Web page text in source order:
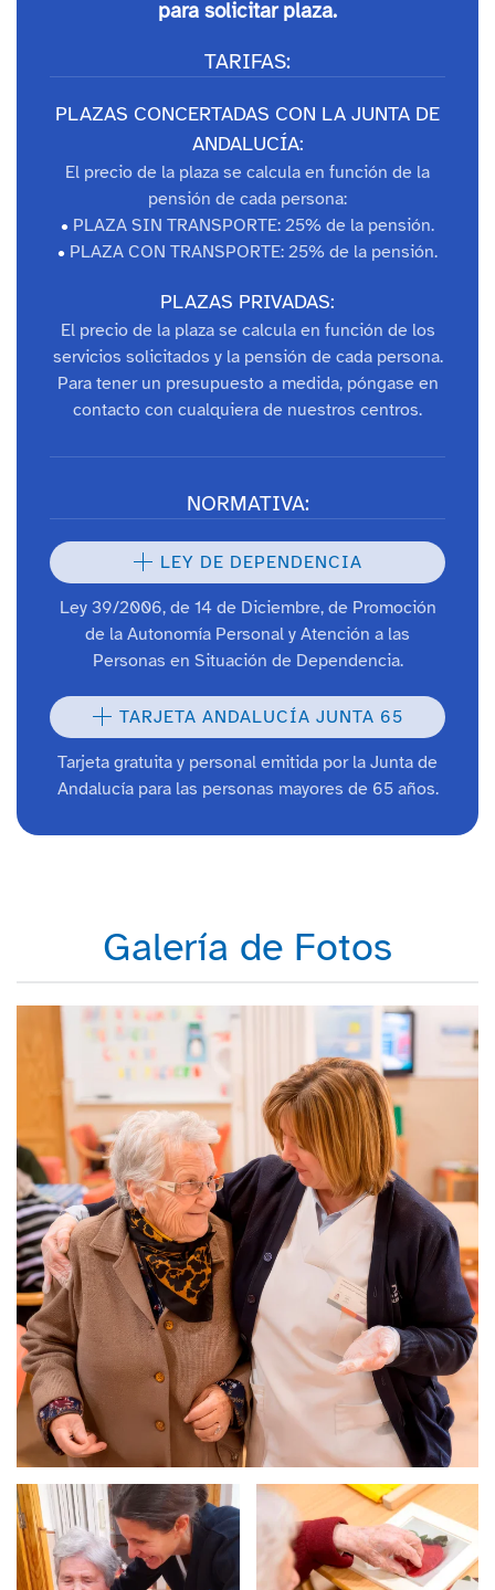
para solicitar plaza.
TARIFAS:
PLAZAS CONCERTADAS CON LA JUNTA DE
ANDALUCÍA:
El precio de la plaza se calcula en función de la
pensión de cada persona:
• PLAZA SIN TRANSPORTE: 25% de la pensión.
• PLAZA CON TRANSPORTE: 25% de la pensión.
PLAZAS PRIVADAS:
El precio de la plaza se calcula en función de los
servicios solicitados y la pensión de cada persona.
Para tener un presupuesto a medida, póngase en
contacto con cualquiera de nuestros centros.
NORMATIVA:
LEY DE DEPENDENCIA
Ley 39/2006, de 14 de Diciembre, de Promoción
de la Autonomía Personal y Atención a las
Personas en Situación de Dependencia.
TARJETA ANDALUCÍA JUNTA 65
Tarjeta gratuita y personal emitida por la Junta de
Andalucía para las personas mayores de 65 años.
Galería de Fotos